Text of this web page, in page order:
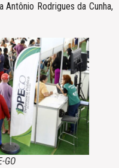
Antônio Rodrigues da Cunha,
GO